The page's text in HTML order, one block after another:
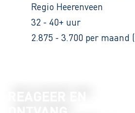
Regio Heerenveen
32 - 40+ uur
2.875 - 3.700 per